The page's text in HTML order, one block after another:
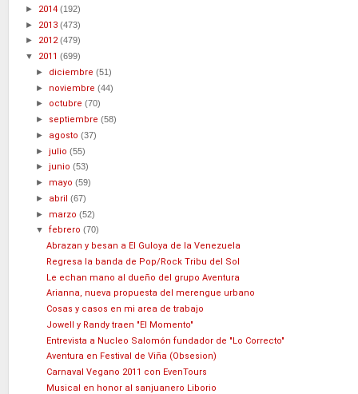
► 2014 (192)
► 2013 (473)
► 2012(479)
▼ 2011 (699)
► diciembre(51)
► noviembre(44)
► octubre(70)
► septiembre(58)
► agosto(37)
►julio(55)
►junio(53)
► mayo(59)
► abril(67)
► marzo(52)
▼febrero(70)
Abrazan y besan a El Guloya de la Venezuela
Regresa la banda de Pop/Rock Tribu del Sol
Le echan mano al dueño del grupo Aventura
Arianna, nueva propuesta del merengue urbano
Cosas y casos en mi area de trabajo
Jowell y Randy traen "El Momento"
Entrevista a Nucleo Salomón fundador de "Lo Correcto"
Aventura en Festival de Viña (Obsesion)
Carnaval Vegano 2011 con EvenTours
Musical en honor al sanjuanero Liborio